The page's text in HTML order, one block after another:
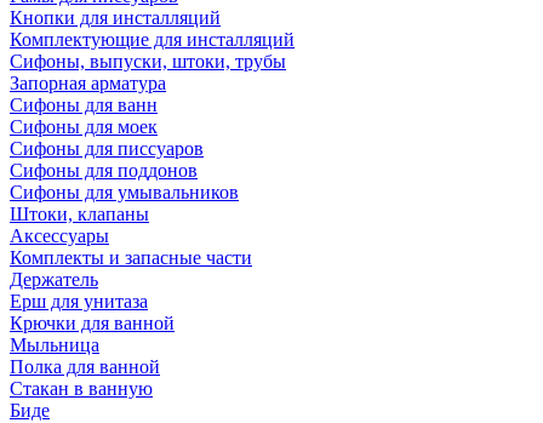
Кнопки для инсталляций
Комплектующие для инсталляций
Сифоны, выпуски, штоки, трубы
Запорная арматура
Сифоны для ванн
Сифоны для моек
Сифоны для писсуаров
Сифоны для поддонов
Сифоны для умывальников
Штоки, клапаны
Аксессуары
Комплекты и запасные части
Держатель
Ерш для унитаза
Крючки для ванной
Мыльница
Полка для ванной
Стакан в ванную
Биде